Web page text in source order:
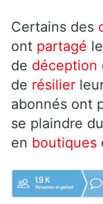
Certains des
ont partagé
de déception
de résilier
abonnés ont
se plaindre
en boutiques